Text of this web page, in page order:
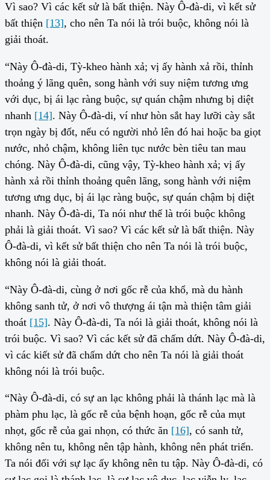
Vì sao? Vì các kết sử là bất thiện. Này Ô-đà-di, vì kết sử
bất thiện [13], cho nên Ta nói là trói buộc, không nói là
giải thoát.
“Này Ô-đà-di, Tỳ-kheo hành xả; vị ấy hành xả rồi, thỉnh
thoảng ý lãng quên, song hành với suy niệm tương ưng
với dục, bị ái lạc ràng buộc, sự quán chậm nhưng bị diệt
nhanh [14]. Này Ô-đà-di, ví như hòn sắt hay lưỡi cày sắt
trọn ngày bị đốt, nếu có người nhỏ lên đó hai hoặc ba giọt
nước, nhỏ chậm, không liên tục nước bèn tiêu tan mau
chóng. Này Ô-đà-di, cũng vậy, Tỳ-kheo hành xả; vị ấy
hành xả rồi thỉnh thoảng quên lãng, song hành với niệm
tương ưng dục, bị ái lạc ràng buộc, sự quán chậm bị diệt
nhanh. Này Ô-đà-di, Ta nói như thế là trói buộc không
phải là giải thoát. Vì sao? Vì các kết sử là bất thiện. Này
Ô-đà-di, vì kết sử bất thiện cho nên Ta nói là trói buộc,
không nói là giải thoát.
“Này Ô-đà-di, cùng ở nơi gốc rễ của khổ, mà du hành
không sanh tử, ở nơi vô thượng ái tận mà thiện tâm giải
thoát [15]. Này Ô-đà-di, Ta nói là giải thoát, không nói là
trói buộc. Vì sao? Vì các kết sử đã chấm dứt. Này Ô-đà-di,
vì các kiết sử đã chấm dứt cho nên Ta nói là giải thoát
không nói là trói buộc.
“Này Ô-đà-di, có sự an lạc không phải là thánh lạc mà là
phàm phu lạc, là gốc rễ của bệnh hoạn, gốc rễ của mụt
nhọt, gốc rễ của gai nhọn, có thức ăn [16], có sanh tử,
không nên tu, không nên tập hành, không nên phát triển.
Ta nói đối với sự lạc ấy không nên tu tập. Này Ô-đà-di, có